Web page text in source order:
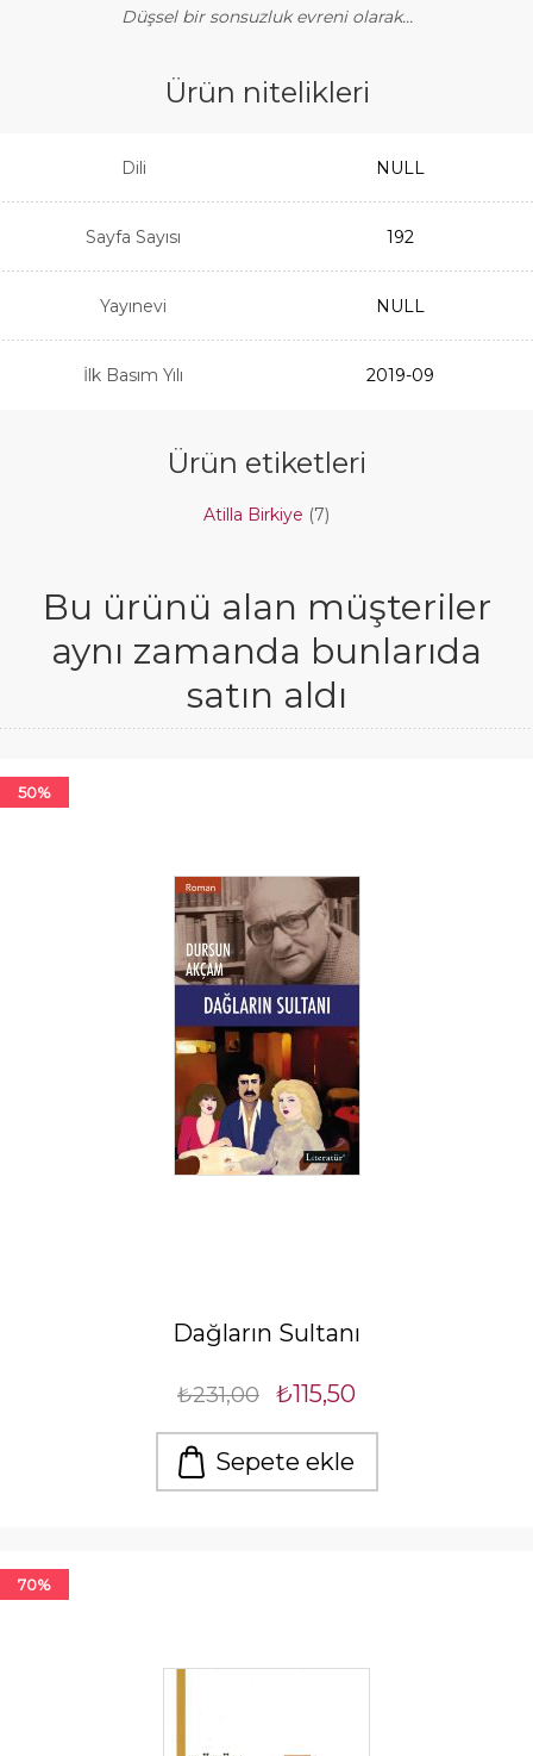
Düşsel bir sonsuzluk evreni olarak…
Ürün nitelikleri
Dili NULL
Sayfa Sayısı 192
Yayınevi NULL
İlk Basım Yılı 2019-09
Ürün etiketleri
Atilla Birkiye (7)
Bu ürünü alan müşteriler
aynı zamanda bunlarıda
satın aldı
50%
Dağların Sultanı
₺231,00 ₺115,50
Sepete ekle
70%